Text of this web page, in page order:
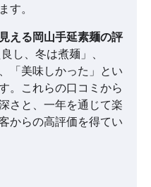
す。
える岡山手延素麺の評
し、冬は煮麺」、
「美味しかった」とい
。これらの口コミから
さと、一年を通じて楽
からの高評価を得てい